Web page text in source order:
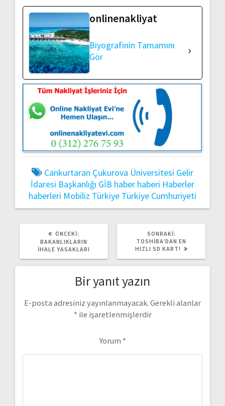
onlinenakliyat
Biyografinin Tamamını
Gör
Cankurtaran Çukurova Üniversitesi Gelir
İdaresi Başkanlığı GİB haber haberi Haberler
haberleri Mobiliz Türkiye Türkiye Cumhuriyeti
ÖNCEKI:
YAZI:
BAKANLIKLARIN
İHALE YASAKLARI
SONRAKI:
YAZI:
TOSHIBA’DAN EN
HIZLI SD KART!
Bir yanıt yazın
E-posta adresiniz yayınlanmayacak. Gerekli alanlar
* ile işaretlenmişlerdir
Yorum *